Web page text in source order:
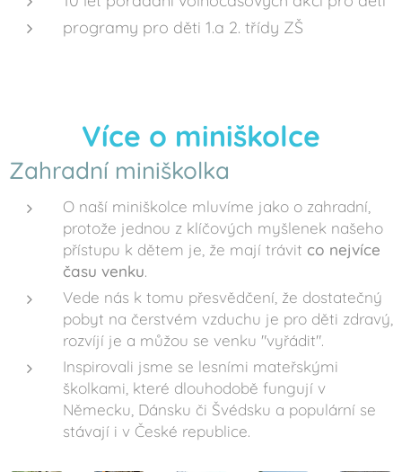
programy pro děti 1.a 2. třídy ZŠ
Více o miniškolce
Zahradní miniškolka
O naší miniškolce mluvíme jako o zahradní,
protože jednou z klíčových myšlenek našeho
přístupu k dětem je, že mají trávit co nejvíce
času venku.
Vede nás k tomu přesvědčení, že dostatečný
pobyt na čerstvém vzduchu je pro děti zdravý,
rozvíjí je a můžou se venku "vyřádit".
Inspirovali jsme se lesními mateřskými
školkami, které dlouhodobě fungují v
Německu, Dánsku či Švédsku a populární se
stávají i v České republice.